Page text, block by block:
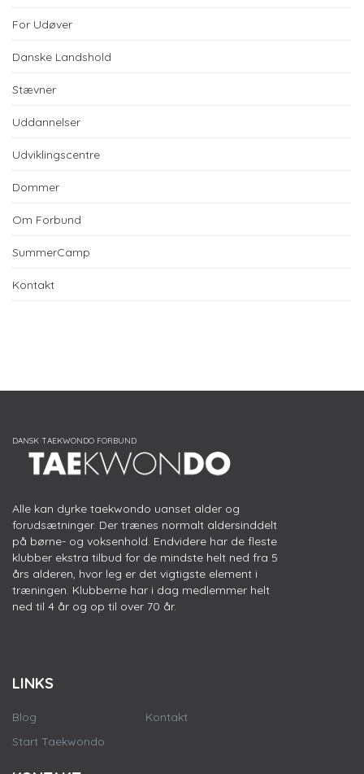
For Udøver
Danske Landshold
Stævner
Uddannelser
Udviklingscentre
Dommer
Om Forbund
SummerCamp
Kontakt
Alle kan dyrke taekwondo uanset alder og
forudsætninger. Der trænes normalt aldersinddelt
på børne- og voksenhold. Endvidere har de fleste
klubber ekstra tilbud for de mindste helt ned fra 5
års alderen, hvor leg er det vigtigste element i
træningen. Klubberne har i dag medlemmer helt
ned til 4 år og op til over 70 år.
LINKS
Blog
Start Taekwondo
Kontakt